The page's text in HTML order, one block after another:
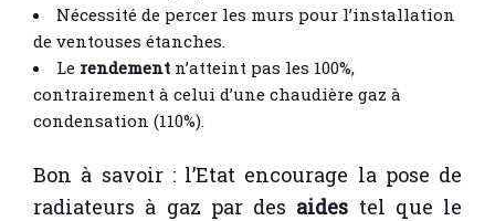
Nécessité de percer les murs pour l’installation
de ventouses étanches.
Le rendement n’atteint pas les 100%,
contrairement à celui d’une chaudière gaz à
condensation (110%).
Bon à savoir : l’Etat encourage la pose de
radiateurs à gaz par des aides tel que le